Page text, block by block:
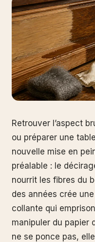
Retrouver l’aspect
ou préparer une
nouvelle mise en
préalable : le
nourrit les fibres du
des années crée
collante qui
manipuler du papier
ne se ponce pas,